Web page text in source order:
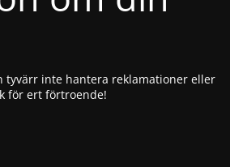
tyvärr inte hantera reklamationer eller
för ert förtroende!